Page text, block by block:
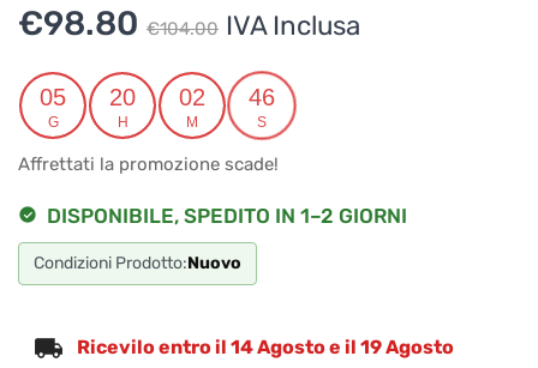
€104.00 Il
prezzo
originale
era:
€104.00.
€98.80
Il
prezzo
attuale
è:
€98.80.
IVA Inclusa
05
G
20
H
02
M
46
S
Affrettati la promozione scade!
DISPONIBILE, SPEDITO IN 1–2 GIORNI
Condizioni Prodotto:Nuovo
Ricevilo entro il 14 Agosto e il 19 Agosto